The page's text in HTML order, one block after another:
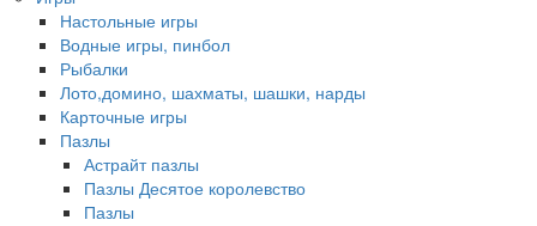
Настольные игры
Водные игры, пинбол
Рыбалки
Лото,домино, шахматы, шашки, нарды
Карточные игры
Пазлы
Астрайт пазлы
Пазлы Десятое королевство
Пазлы